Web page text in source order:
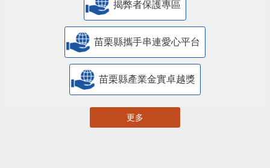
揭弊者保護專區
苗栗縣攜手串連愛心平台
苗栗縣產業金實卓越獎
更多